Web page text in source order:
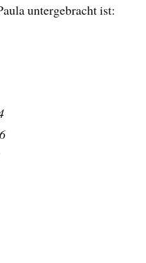
untergebracht ist: